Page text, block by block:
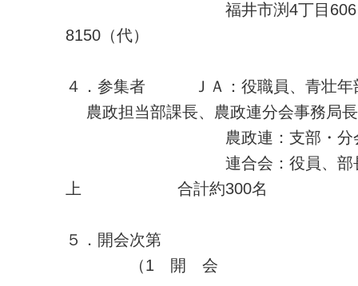
福井市渕4丁目606
8150（代）
４．参集者 ＪＡ：役職員、青壮年
農政担当部課長、農政連分会事務局
農政連：支部・分会
連合会：役員、部長
上 合計約300名
５．開会次第
（1 開 会